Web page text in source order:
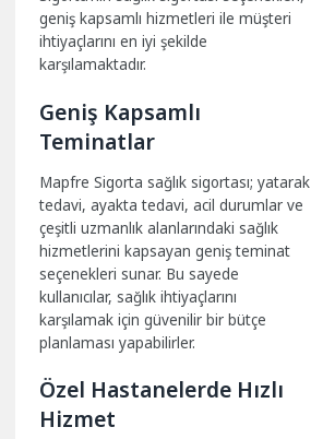
geniş kapsamlı hizmetleri ile müşteri
ihtiyaçlarını en iyi şekilde
karşılamaktadır.
Geniş Kapsamlı
Teminatlar
Mapfre Sigorta sağlık sigortası; yatarak
tedavi, ayakta tedavi, acil durumlar ve
çeşitli uzmanlık alanlarındaki sağlık
hizmetlerini kapsayan geniş teminat
seçenekleri sunar. Bu sayede
kullanıcılar, sağlık ihtiyaçlarını
karşılamak için güvenilir bir bütçe
planlaması yapabilirler.
Özel Hastanelerde Hızlı
Hizmet